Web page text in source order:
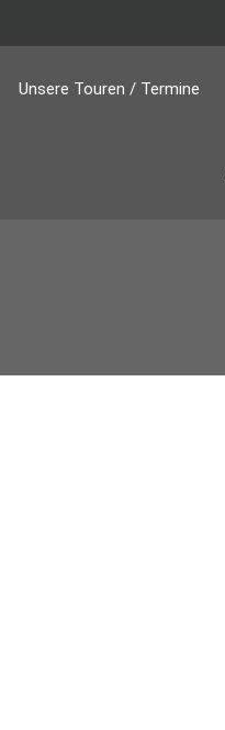
Unsere Touren / Termine